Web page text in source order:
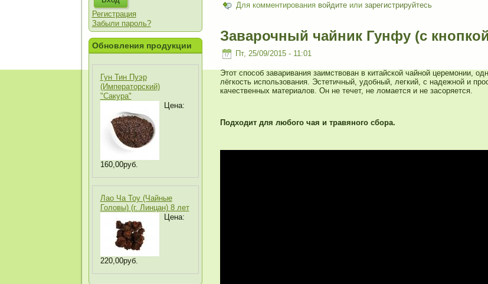
Регистрация
Забыли пароль?
Обновления продукции
Гун Тин Пуэр
(Императорский)
"Сакура"
Цена:
160,00руб.
Лао Ча Тоу (Чайные
Головы) (г. Линцан) 8 лет
Цена:
220,00руб.
Для комментирования войдитеили зарегистрируйтесь
Заварочный чайник Гунфу (с
Пт, 25/09/2015 - 11:01
Этот способ заваривания заимствован в китайской чайной церемонии,
лёгкость использования. Эстетичный, удобный, легкий, с надежной и
качественных материалов. Он не течет, не ломается и не засоряется.
Подходит для любого чая и травяного сбора.